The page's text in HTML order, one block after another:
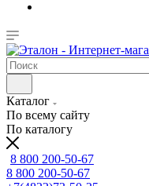
Каталог
По всему сайту
По каталогу
8 800 200-50-67
8 800 200-50-67